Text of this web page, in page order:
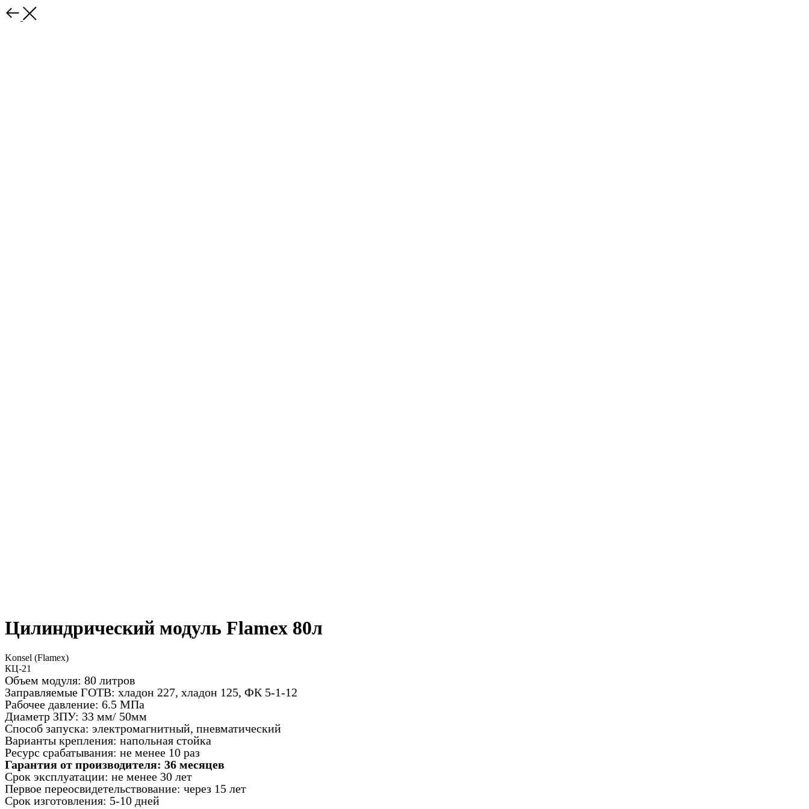
Цилиндрический модуль Flamex 80л
Konsel (Flamex)
КЦ-21
Объем модуля: 80 литров
Заправляемые ГОТВ: хладон 227, хладон 125, ФК 5-1-12
Рабочее давление: 6.5 МПа
Диаметр ЗПУ: 33 мм/ 50мм
Способ запуска: электромагнитный, пневматический
Варианты крепления: напольная стойка
Ресурс срабатывания: не менее 10 раз
Гарантия от производителя: 36 месяцев
Срок эксплуатации: не менее 30 лет
Первое переосвидетельствование: через 15 лет
Срок изготовления: 5-10 дней